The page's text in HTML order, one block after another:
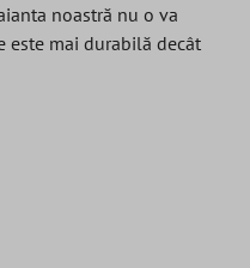
noastră nu o va
este mai durabilă decât